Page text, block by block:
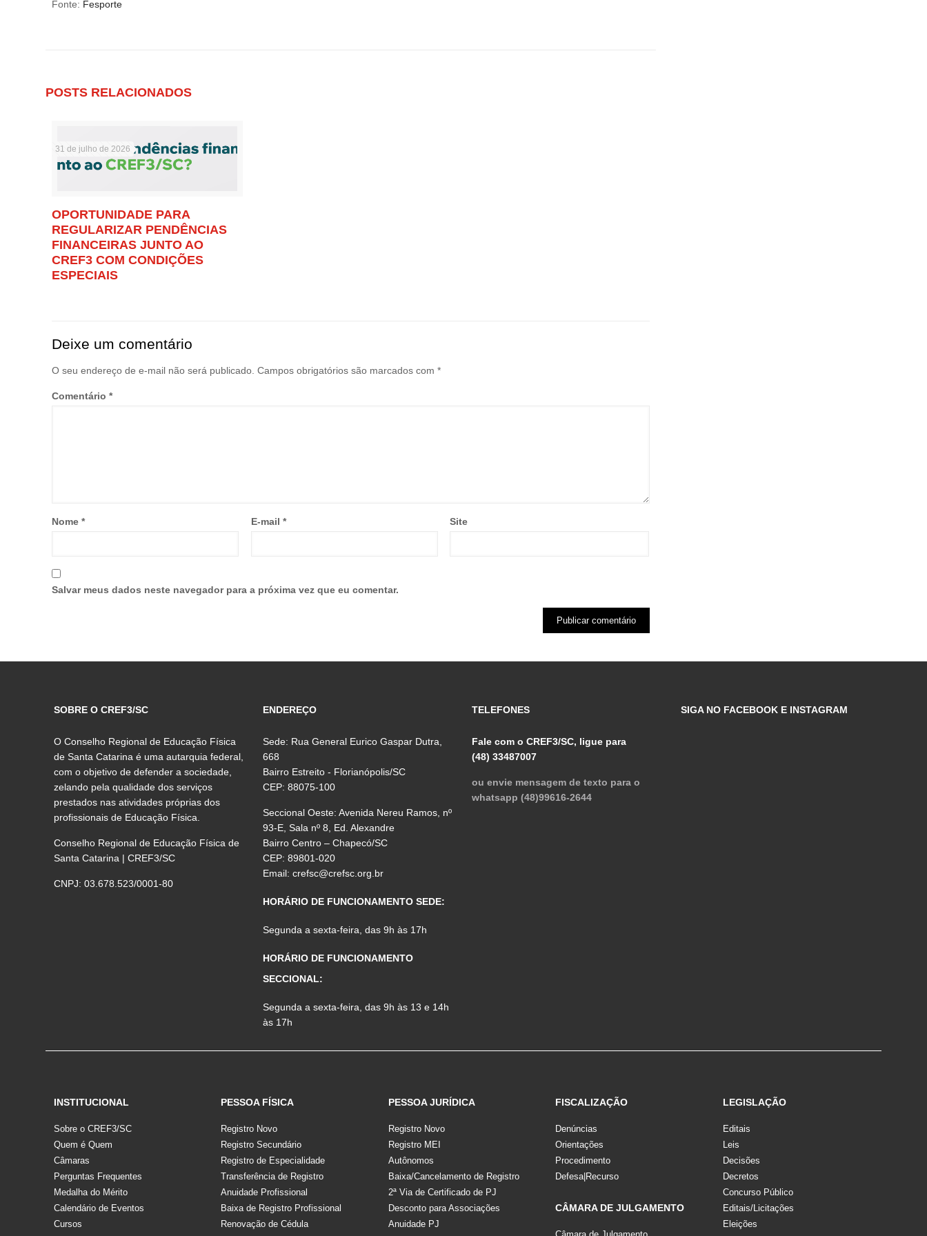
Fonte: Fesporte
POSTS RELACIONADOS
31 de julho de 2026
OPORTUNIDADE PARA
REGULARIZAR PENDÊNCIAS
FINANCEIRAS JUNTO AO
CREF3 COM CONDIÇÕES
ESPECIAIS
Deixe um comentário
O seu endereço de e-mail não será publicado. Campos obrigatórios são marcados com *
Comentário *
Nome * E-mail * Site
Salvar meus dados neste navegador para a próxima vez que eu comentar.
SOBRE O CREF3/SC
O Conselho Regional de Educação Física
de Santa Catarina é uma autarquia federal,
com o objetivo de defender a sociedade,
zelando pela qualidade dos serviços
prestados nas atividades próprias dos
profissionais de Educação Física.
Conselho Regional de Educação Física de
Santa Catarina | CREF3/SC
CNPJ: 03.678.523/0001-80
ENDEREÇO
Sede: Rua General Eurico Gaspar Dutra,
668
Bairro Estreito - Florianópolis/SC
CEP: 88075-100
Seccional Oeste: Avenida Nereu Ramos, nº
93-E, Sala nº 8, Ed. Alexandre
Bairro Centro – Chapecó/SC
CEP: 89801-020
Email:crefsc@crefsc.org.br
HORÁRIO DE FUNCIONAMENTO SEDE:
Segunda a sexta-feira, das 9h às 17h
HORÁRIO DE FUNCIONAMENTO
SECCIONAL:
Segunda a sexta-feira, das 9h às 13 e 14h
às 17h
TELEFONES
Fale com o CREF3/SC, ligue para
(48) 33487007
ou envie mensagem de texto para o
whatsapp (48)99616-2644
SIGA NO FACEBOOK E INSTAGRAM
INSTITUCIONAL
Sobre o CREF3/SC
Quem é Quem
Câmaras
Perguntas Frequentes
Medalha do Mérito
Calendário de Eventos
Cursos
PESSOA FÍSICA
Registro Novo
Registro Secundário
Registro de Especialidade
Transferência de Registro
Anuidade Profissional
Baixa de Registro Profissional
Renovação de Cédula
PESSOA JURÍDICA
Registro Novo
Registro MEI
Autônomos
Baixa/Cancelamento de Registro
2ª Via de Certificado de PJ
Desconto para Associações
Anuidade PJ
FISCALIZAÇÃO
Denúncias
Orientações
Procedimento
Defesa|Recurso
CÂMARA DE JULGAMENTO
LEGISLAÇÃO
Editais
Leis
Decisões
Decretos
Concurso Público
Editais/Licitações
Eleições